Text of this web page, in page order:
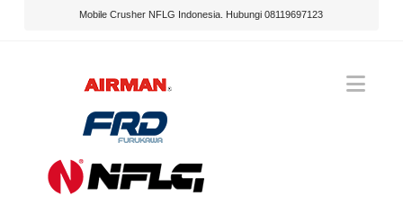
Mobile Crusher NFLG Indonesia. Hubungi 08119697123